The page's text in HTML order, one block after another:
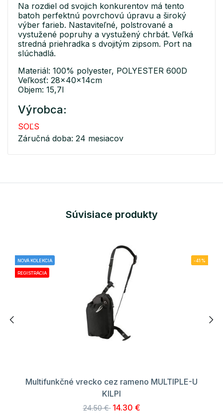
Na rozdiel od svojich konkurentov má tento
batoh perfektnú povrchovú úpravu a široký
výber farieb. Nastaviteľné, polstrované a
vystužené popruhy a vystužený chrbát. Veľká
stredná priehradka s dvojitým zipsom. Port na
slúchadlá.
Materiál: 100% polyester, POLYESTER 600D
Veľkosť: 28x40x14cm
Objem: 15,7l
Výrobca:
SOĽS
Záručná doba: 24 mesiacov
Súvisiace produkty
NOVÁ KOLEKCIA
REGISTRÁCIA
-41%
Multifunkčné vrecko cez rameno MULTIPLE-U
KILPI
24.50 € 14.30 €